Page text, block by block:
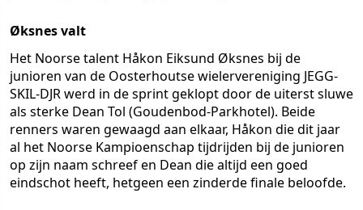
Øksnes valt
Het Noorse talent Håkon Eiksund Øksnes bij de
junioren van de Oosterhoutse wielervereniging JEGG-
SKIL-DJR werd in de sprint geklopt door de uiterst sluwe
als sterke Dean Tol (Goudenbod-Parkhotel). Beide
renners waren gewaagd aan elkaar, Håkon die dit jaar
al het Noorse Kampioenschap tijdrijden bij de junioren
op zijn naam schreef en Dean die altijd een goed
eindschot heeft, hetgeen een zinderde finale beloofde.